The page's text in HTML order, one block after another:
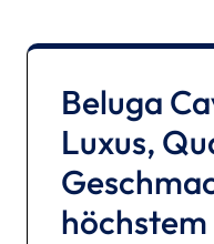
Beluga
Luxus,